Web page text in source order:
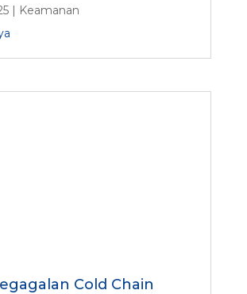
| Keamanan
Cold Chain